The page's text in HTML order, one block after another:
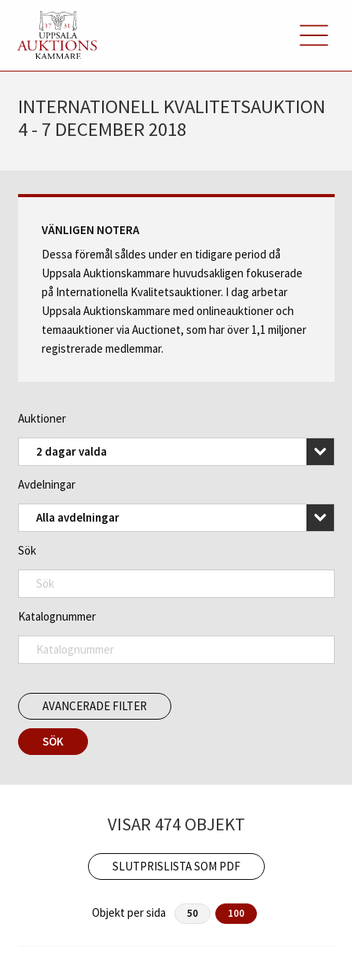
INTERNATIONELL KVALITETSAUKTION
4 - 7 DECEMBER 2018
VÄNLIGEN NOTERA
Dessa föremål såldes under en tidigare period då
Uppsala Auktionskammare huvudsakligen fokuserade
på Internationella Kvalitetsauktioner. I dag arbetar
Uppsala Auktionskammare med onlineauktioner och
temaauktioner via Auctionet, som har över 1,1 miljoner
registrerade medlemmar.
Auktioner
2 dagar valda
Avdelningar
Alla avdelningar
Sök
Katalognummer
AVANCERADE FILTER
SÖK
VISAR 474 OBJEKT
SLUTPRISLISTA SOM PDF
Objekt per sida 50 100